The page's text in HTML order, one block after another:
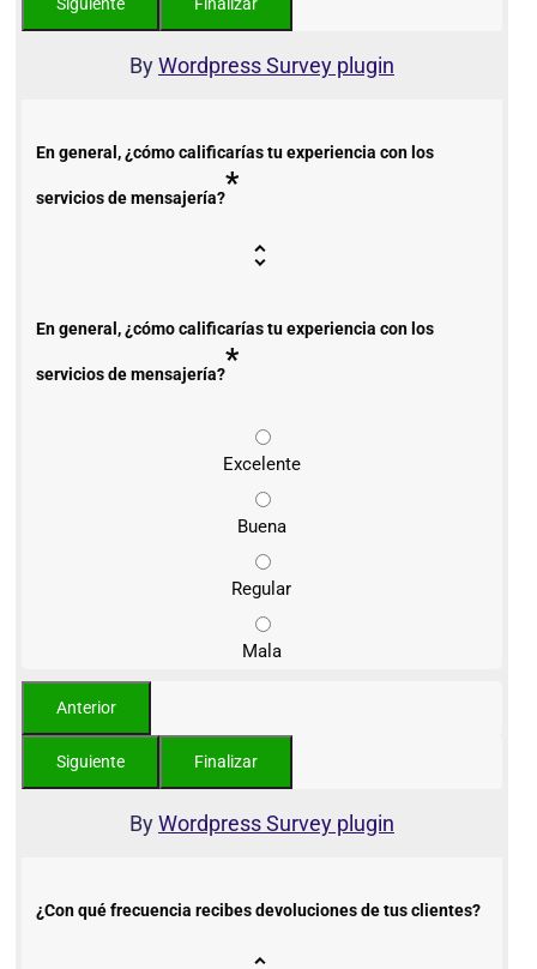
ByWordpress Survey plugin
En general, ¿cómo calificarías tu experiencia con los
servicios de mensajería?*
En general, ¿cómo calificarías tu experiencia con los
servicios de mensajería?*
Excelente
Buena
Regular
Mala
ByWordpress Survey plugin
¿Con qué frecuencia recibes devoluciones de tus clientes?